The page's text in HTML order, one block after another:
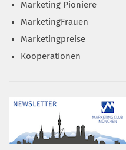
Marketing Pioniere
MarketingFrauen
Marketingpreise
Kooperationen